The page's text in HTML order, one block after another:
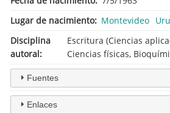
Lugar de nacimiento
Montevideo
Disciplina
autoral
Escritura (Ciencias
Ciencias físicas,
Fuentes
Enlaces